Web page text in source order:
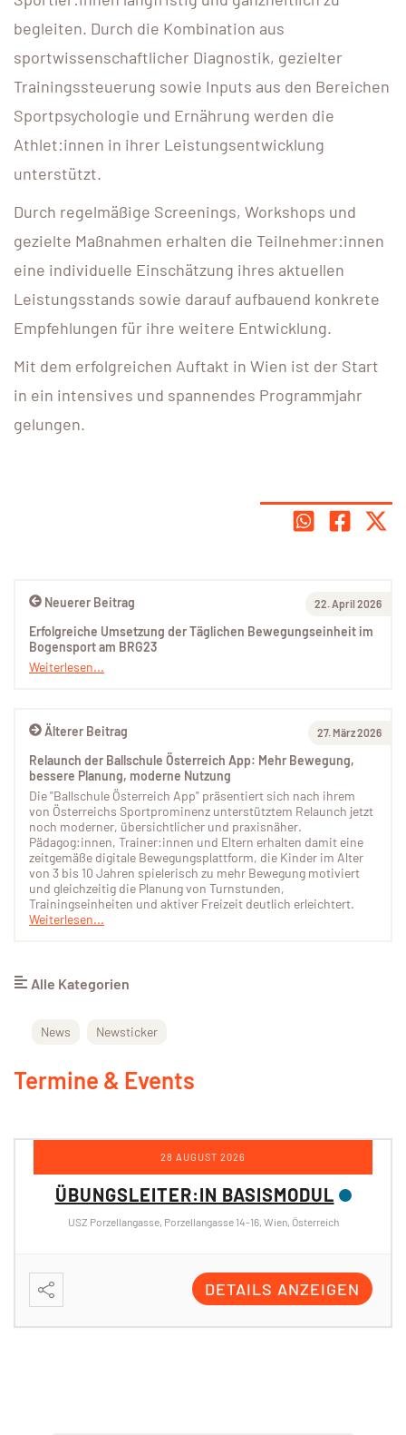
begleiten. Durch die Kombination aus
sportwissenschaftlicher Diagnostik, gezielter
Trainingssteuerung sowie Inputs aus den Bereichen
Sportpsychologie und Ernährung werden die
Athlet:innen in ihrer Leistungsentwicklung
unterstützt.
Durch regelmäßige Screenings, Workshops und
gezielte Maßnahmen erhalten die Teilnehmer:innen
eine individuelle Einschätzung ihres aktuellen
Leistungsstands sowie darauf aufbauend konkrete
Empfehlungen für ihre weitere Entwicklung.
Mit dem erfolgreichen Auftakt in Wien ist der Start
in ein intensives und spannendes Programmjahr
gelungen.
Älterer Beitrag 27. März 2026
Relaunch der Ballschule Österreich App: Mehr Bewegung,
bessere Planung, moderne Nutzung
Die "Ballschule Österreich App" präsentiert sich nach ihrem
von Österreichs Sportprominenz unterstütztem Relaunch jetzt
noch moderner, übersichtlicher und praxisnäher.
Pädagog:innen, Trainer:innen und Eltern erhalten damit eine
zeitgemäße digitale Bewegungsplattform, die Kinder im Alter
von 3 bis 10 Jahren spielerisch zu mehr Bewegung motiviert
und gleichzeitig die Planung von Turnstunden,
Trainingseinheiten und aktiver Freizeit deutlich erleichtert.
Weiterlesen...
Neuerer Beitrag 22. April 2026
Erfolgreiche Umsetzung der Täglichen Bewegungseinheit im
Bogensport am BRG23
Weiterlesen...
Alle Kategorien
News Newsticker
Termine & Events
12 - 13 SEPTEMBER 2026
ÜBUNGSLEITER:IN SPEZIALMODUL
KINDERSPORT
DETAILS ANZEIGEN